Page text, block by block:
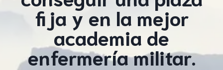
fija y en la mejor
academia de
enfermería militar.